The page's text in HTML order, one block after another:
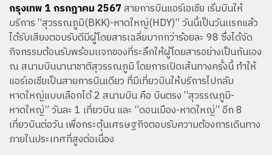
กรุงเทพ 1 กรกฎาคม 2567สายการบินแอร์เอเชีย เริ่มบินให้
บริการ “สุวรรณภูมิ(BKK)-หาดใหญ่(HDY)” วันนี้เป็นวันเเรกแล้ว
ได้รับเสียงตอบรับดีมีผู้โดยสารเฉลี่ยมากกว่าร้อยละ 98 ซึ่งได้จัด
กิจกรรมต้อนรับพร้อมเเจกของที่ระลึกให้ผู้โดยสารอย่างเป็นกันเอง
ณ สนามบินนานาชาติสุวรรณภูมิ โดยการเปิดเส้นทางครั้งนี้ ทำให้
แอร์เอเชียเป็นสายการบินเดียว ที่มีเที่ยวบินให้บริการไปกลับ
หาดใหญ่แบบเลือกได้ 2 สนามบิน คือ บินตรง “สุวรรณภูมิ-
หาดใหญ่” วันละ 1 เที่ยวบิน และ “ดอนเมือง-หาดใหญ่” อีก 8
เที่ยวบินต่อวัน เพื่อกระตุ้นเศรษฐกิจตอบรับความต้องการเดินทาง
ภายในประเทศที่สูงต่อเนื่อง